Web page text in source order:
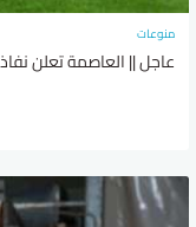
منوعات
عاجل || العاصمة تعلن نفاذ